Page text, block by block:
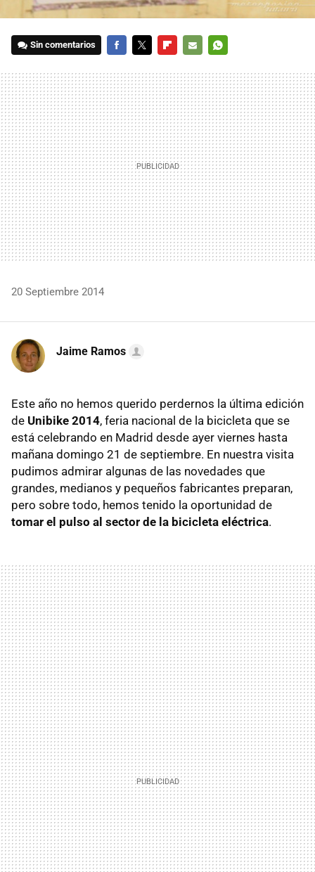
Sin comentarios
MAIL
20 Septiembre 2014
Jaime Ramos
Este año no hemos querido perdernos la última edición
de Unibike 2014, feria nacional de la bicicleta que se
está celebrando en Madrid desde ayer viernes hasta
mañana domingo 21 de septiembre. En nuestra visita
pudimos admirar algunas de las novedades que
grandes, medianos y pequeños fabricantes preparan,
pero sobre todo, hemos tenido la oportunidad de
tomar el pulso al sector de la bicicleta eléctrica.